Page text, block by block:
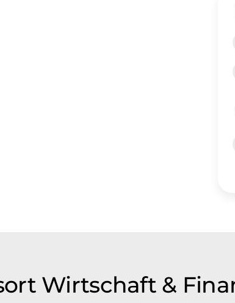
Wirtschaft &